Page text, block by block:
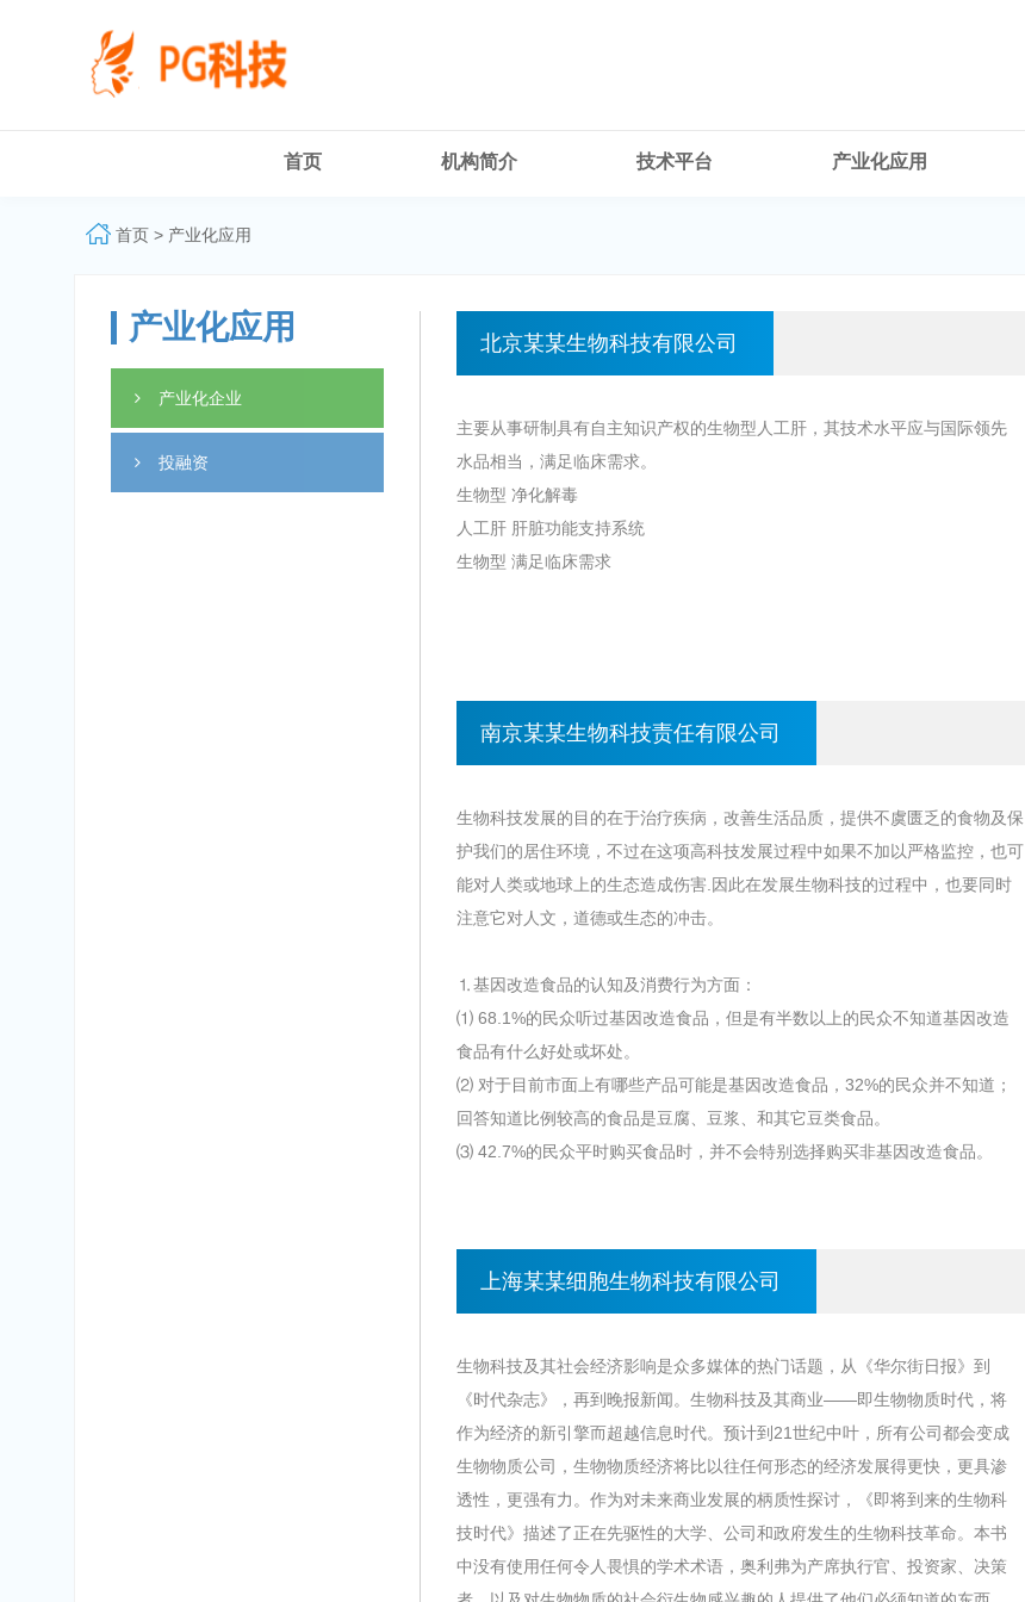
首页 机构简介 技术平台 产业化应用
首页> 产业化应用
产业化应用
产业化企业
投融资
北京某某生物科技有限公司
主要从事研制具有自主知识产权的生物型人工肝，其技术水平应与国际领先
水品相当，满足临床需求。
生物型 净化解毒
人工肝 肝脏功能支持系统
生物型 满足临床需求
南京某某生物科技责任有限公司
生物科技发展的目的在于治疗疾病，改善生活品质，提供不虞匮乏的食物及保
护我们的居住环境，不过在这项高科技发展过程中如果不加以严格监控，也可
能对人类或地球上的生态造成伤害.因此在发展生物科技的过程中，也要同时
注意它对人文，道德或生态的冲击。
⒈基因改造食品的认知及消费行为方面：
⑴ 68.1%的民众听过基因改造食品，但是有半数以上的民众不知道基因改造
食品有什么好处或坏处。
⑵ 对于目前市面上有哪些产品可能是基因改造食品，32%的民众并不知道；
回答知道比例较高的食品是豆腐、豆浆、和其它豆类食品。
⑶ 42.7%的民众平时购买食品时，并不会特别选择购买非基因改造食品。
上海某某细胞生物科技有限公司
生物科技及其社会经济影响是众多媒体的热门话题，从《华尔街日报》到
《时代杂志》，再到晚报新闻。生物科技及其商业——即生物物质时代，将
作为经济的新引擎而超越信息时代。预计到21世纪中叶，所有公司都会变成
生物物质公司，生物物质经济将比以往任何形态的经济发展得更快，更具渗
透性，更强有力。作为对未来商业发展的柄质性探讨，《即将到来的生物科
技时代》描述了正在先驱性的大学、公司和政府发生的生物科技革命。本书
中没有使用任何令人畏惧的学术术语，奥利弗为产席执行官、投资家、决策